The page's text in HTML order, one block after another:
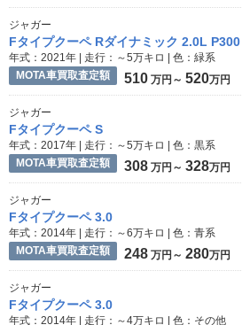
ジャガー
Fタイプクーペ Rダイナミック 2.0L P300
年式：2021年 | 走行：～5万キロ | 色：緑系
MOTA車買取査定額
510 万円～ 520万円
ジャガー
Fタイプクーペ S
年式：2017年 | 走行：～5万キロ | 色：黒系
MOTA車買取査定額
308 万円～ 328万円
ジャガー
Fタイプクーペ 3.0
年式：2014年 | 走行：～6万キロ | 色：青系
MOTA車買取査定額
248 万円～ 280万円
ジャガー
Fタイプクーペ 3.0
年式：2014年 | 走行：～4万キロ | 色：その他